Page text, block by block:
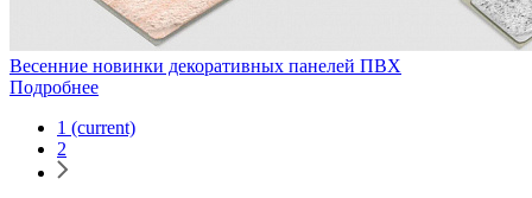
Весенние новинки декоративных панелей ПВХ
Подробнее
1 (current)
2